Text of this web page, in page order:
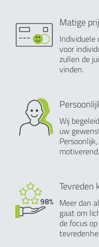
Matige
voor
zullen de
vinden.
Wij
uw
motiverend.
Tevreden
Meer dan
gaat om
de focus